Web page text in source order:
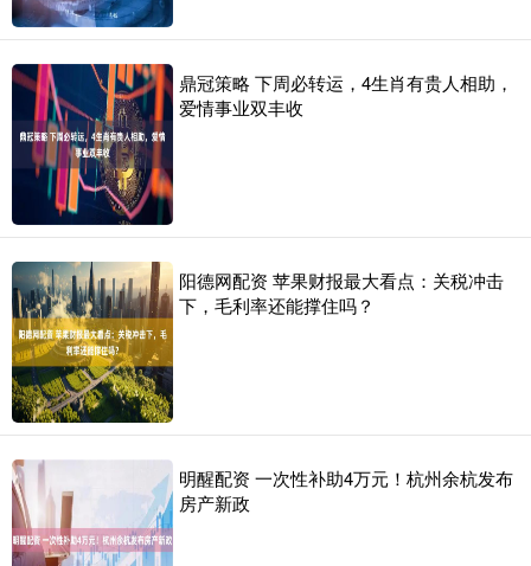
鼎冠策略 下周必转运，4生肖有贵人相助，
爱情事业双丰收
阳德网配资 苹果财报最大看点：关税冲击
下，毛利率还能撑住吗？
明醒配资 一次性补助4万元！杭州余杭发布
房产新政